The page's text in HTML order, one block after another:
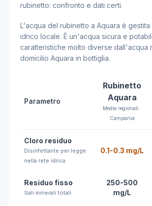
rubinetto: confronto e dati certi.
L'acqua del rubinetto a Aquara è
idrico locale. È un'acqua sicura e
caratteristiche molto diverse dall'acqua
domicilio Aquara in bottiglia.
Parametro
Rubinetto
Aquara
Medie regionali ·
Campania
Cloro residuo
Disinfettante per legge
nella rete idrica
0.1-0.3 mg/L
Residuo fisso
Sali minerali totali
250-500
mg/L